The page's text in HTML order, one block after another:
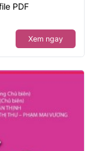
PDF
Xem ngay